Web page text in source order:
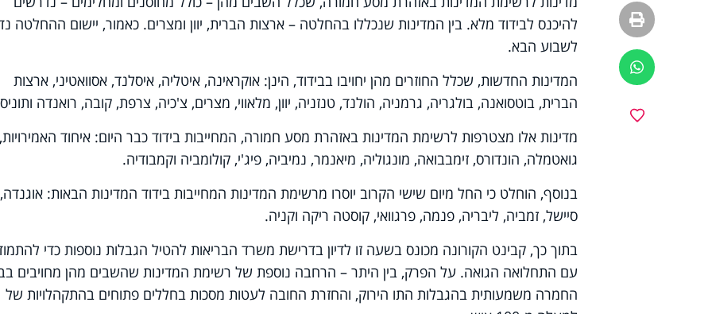
הדפסה
ווטסאפ
להיכנס לבידוד מלא. בין המדינות שנכללו בהחלטה – ארצות הברית, יוון ומצרים. כאמור, יישום ההחלטה
לשבוע הבא.
המדינות החדשות, שכלל החוזרים מהן יחויבו בבידוד, הינן: אוקראינה, איטליה, איסלנד, אסוואטיני, ארצות
הברית, בוטסואנה, בולגריה, גרמניה, הולנד, טנזניה, יוון, מלאווי, מצרים, צ'כיה, צרפת, קובה, רואנדה
מדינות אלו מצטרפות לרשימת המדינות באזהרת מסע חמורה, המחייבות בידוד כבר היום: איחוד האמירויות,
גואטמלה, הונדורס, זימבבואה, מונגוליה, מיאנמר, נמיביה, פיג'י, קולומביה וקמבודיה.
בנוסף, הוחלט כי החל מיום שישי הקרוב יוסרו מרשימת המדינות המחייבות בידוד המדינות הבאות: אוגנדה,
סיישל, זמביה, ליבריה, פנמה, פרגוואי, קוסטה ריקה וקניה.
בתוך כך, קבינט הקורונה מכונס בשעה זו לדיון בדרישת משרד הבריאות להטיל הגבלות נוספות כדי
עם התחלואה הגואה. על הפרק, בין היתר – הרחבה נוספת של רשימת המדינות שהשבים מהן מחויבים
החמרה משמעותית בהגבלות התו הירוק, והחזרת החובה לעטות מסכות בחללים פתוחים בהתקהלויות של